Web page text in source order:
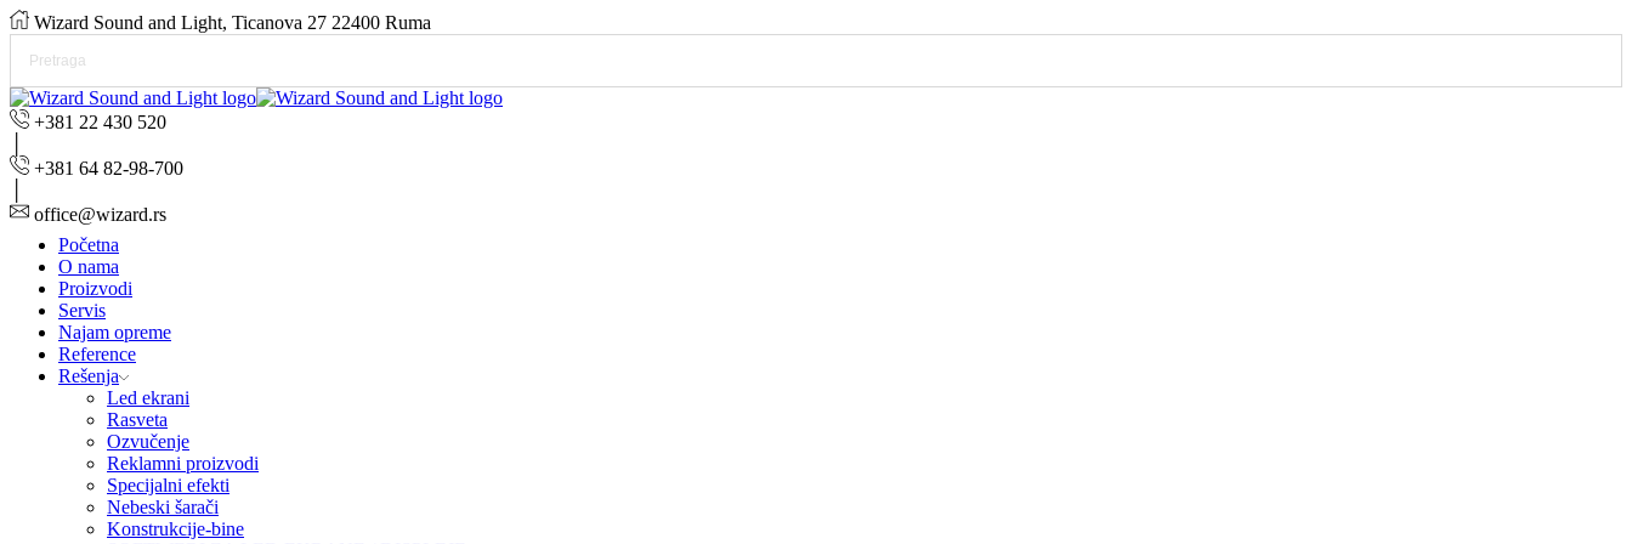
Wizard Sound and Light, Ticanova 27 22400 Ruma
+381 22 430 520
+381 64 82-98-700
office@wizard.rs
Početna
O nama
Proizvodi
Servis
Najam opreme
Reference
Rešenja
Led ekrani
Rasveta
Ozvučenje
Reklamni proizvodi
Specijalni efekti
Nebeski šarači
Konstrukcije-bine